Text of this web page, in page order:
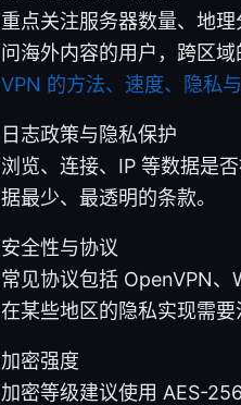
重点关注服务器数量、地
问海外内容的用户，跨区域
VPN 的方法、速度、隐私
日志政策与隐私保护
浏览、连接、IP 等数据是
据最少、最透明的条款。
安全性与协议
常见协议包括 OpenVPN
在某些地区的隐私实现需
加密强度
加密等级建议使用 AES-